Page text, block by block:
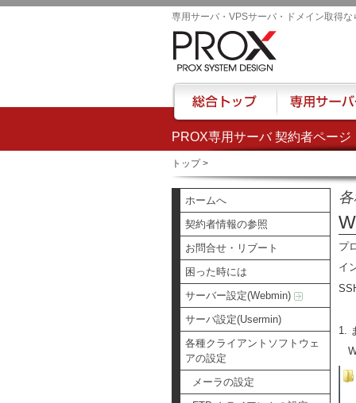
PROX専用サーバ 契約者ページ
専用サーバ・VPSサーバ・ドメイン取得
トップ>
ホームへ
契約者情報の参照
お問合せ・リブート
困った時には
サーバー設定(Webmin)
サーバ設定(Usermin)
各種クライアントソフトウェ
アの設定
メーラの設定
プ
イ
1.
総合トップ 専用サーバー